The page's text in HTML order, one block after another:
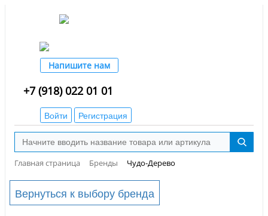
Напишите нам
+7 (918) 022 01 01
Войти Регистрация
Главная страница Бренды Чудо-Дерево
Вернуться к выбору бренда